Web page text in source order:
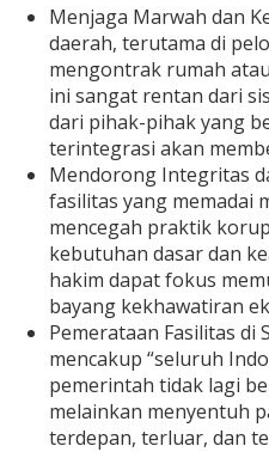
i
a
Menjaga Marwah dan
daerah, terutama di
mengontrak rumah
ini sangat rentan dari
dari pihak-pihak yang
terintegrasi akan
Mendorong Integritas
fasilitas yang memadai
mencegah praktik
kebutuhan dasar dan
hakim dapat fokus
bayang kekhawatiran
Pemerataan Fasilitas di
mencakup “seluruh
pemerintah tidak lagi
melainkan menyentuh
terdepan, terluar, dan